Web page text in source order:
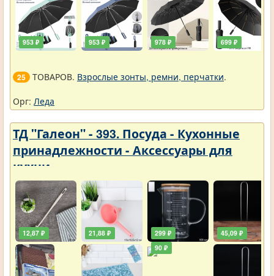
953 ₽ 953 ₽ 978 ₽ 699 ₽
25 ТОВАРОВ. Взрослые зонты, ремни, перчатки.
Орг: Леда
ТД "Галеон" - 393. Посуда - Кухонные
принадлежности - Аксессуары для
кухни
12,87 ₽ 21,88 ₽
299 ₽
90 ₽
45,09 ₽